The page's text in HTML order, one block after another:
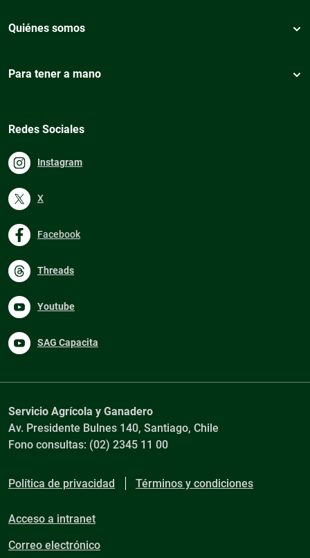
Quiénes somos
Para tener a mano
Redes Sociales
Instagram
X
Facebook
Threads
Youtube
SAG Capacita
Servicio Agrícola y Ganadero
Av. Presidente Bulnes 140, Santiago, Chile
Fono consultas: (02) 2345 11 00
Política de privacidad Términos y condiciones
Acceso a intranet
Correo electrónico